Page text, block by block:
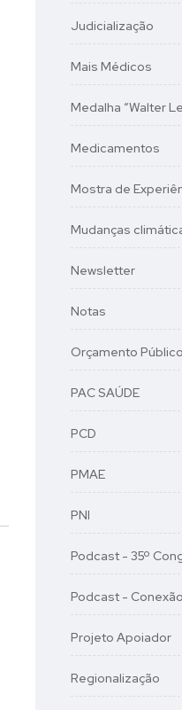
Judicialização
Mais Médicos
Medalha “Walter
Medicamentos
Mostra de
Mudanças
Newsletter
Notas
Orçamento Público
PAC SAÚDE
PCD
PMAE
PNI
Podcast - 35º
Podcast -
Projeto Apoiador
Regionalização